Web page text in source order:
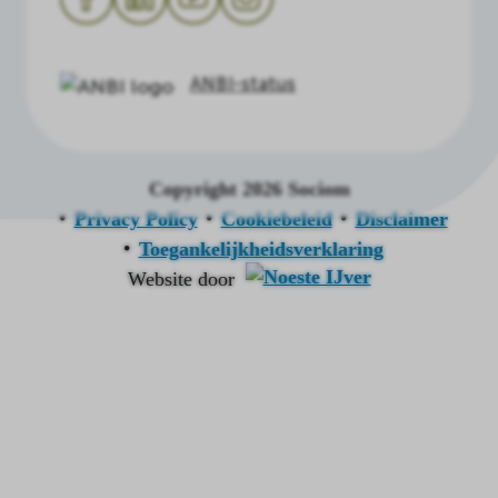
ANBI-status
Copyright 2026 Sociom
Privacy Policy
Cookiebeleid
Disclaimer
Toegankelijkheidsverklaring
Website door